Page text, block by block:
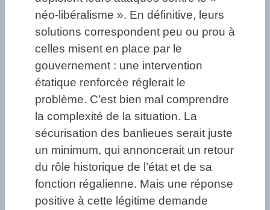
néo-libéralisme ». En définitive, leurs
solutions correspondent peu ou prou à
celles misent en place par le
gouvernement : une intervention
étatique renforcée réglerait le
problème. C’est bien mal comprendre
la complexité de la situation. La
sécurisation des banlieues serait juste
un minimum, qui annoncerait un retour
du rôle historique de l’état et de sa
fonction régalienne. Mais une réponse
positive à cette légitime demande